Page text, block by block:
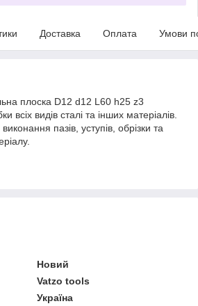
Доставка Оплата Умови
плоска D12 d12 L60 h25 z3
всіх видів сталі та інших матеріалів.
пазів, уступів, обрізки та
Новий
Vatzo tools
Україна